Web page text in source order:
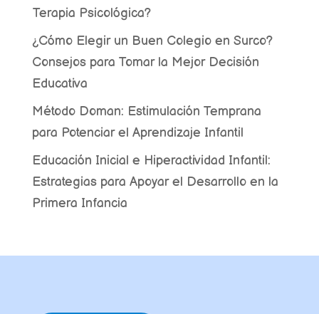
Terapia Psicológica?
¿Cómo Elegir un Buen Colegio en Surco?
Consejos para Tomar la Mejor Decisión
Educativa
Método Doman: Estimulación Temprana
para Potenciar el Aprendizaje Infantil
Educación Inicial e Hiperactividad Infantil:
Estrategias para Apoyar el Desarrollo en la
Primera Infancia